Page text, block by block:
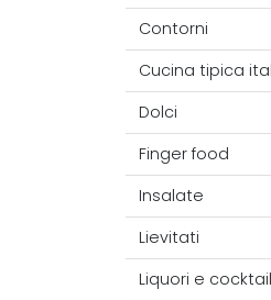
Contorni
Cucina tipica
Dolci
Finger food
Insalate
Lievitati
Liquori e cocktail